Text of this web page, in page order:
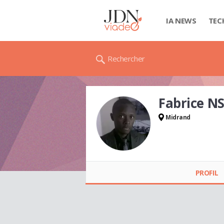
IA NEWS
Rechercher
KAZADI
Fabrice
Midrand
PROFIL